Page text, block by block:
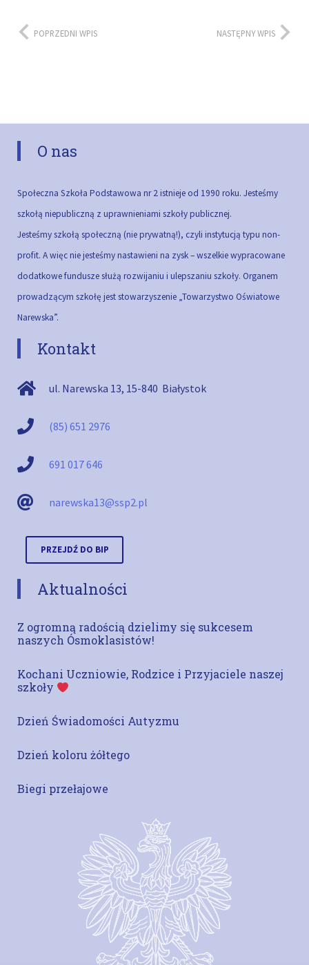
POPRZEDNI WPIS NASTĘPNY WPIS
O nas
Społeczna Szkoła Podstawowa nr 2 istnieje od 1990 roku. Jesteśmy
szkołą niepubliczną z uprawnieniami szkoły publicznej.
Jesteśmy szkołą społeczną (nie prywatną!), czyli instytucją typu non-
profit. A więc nie jesteśmy nastawieni na zysk – wszelkie wypracowane
dodatkowe fundusze służą rozwijaniu i ulepszaniu szkoły. Organem
prowadzącym szkołę jest stowarzyszenie „Towarzystwo Oświatowe
Narewska”.
Kontakt
ul. Narewska 13, 15-840 Białystok
(85) 651 2976
691 017 646
narewska13@ssp2.pl
PRZEJDŹ DO BIP
Aktualności
Z ogromną radością dzielimy się sukcesem
naszych Ósmoklasistów!
Kochani Uczniowie, Rodzice i Przyjaciele naszej
szkoły
Dzień Świadomości Autyzmu
Dzień koloru żółtego
Biegi przełajowe